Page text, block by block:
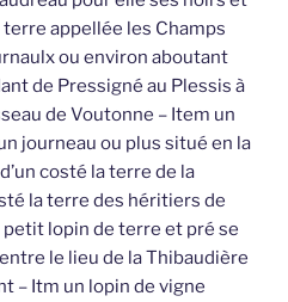
appellée les Champs
ou environ aboutant
de Pressigné au Plessis à
de Voutonne – Item un
journeau ou plus situé en la
costé la terre de la
la terre des héritiers de
lopin de terre et pré se
le lieu de la Thibaudière
– Itm un lopin de vigne